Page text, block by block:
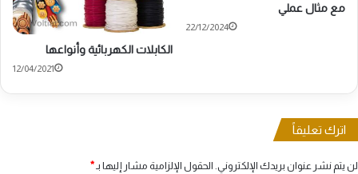
الكابلات الكهربائية وأنواعها
12/04/2021
مع مثال عملي
22/12/2024
اترك تعليقاً
لن يتم نشر عنوان بريدك الإلكتروني. الحقول الإلزامية مشار إليها بـ *